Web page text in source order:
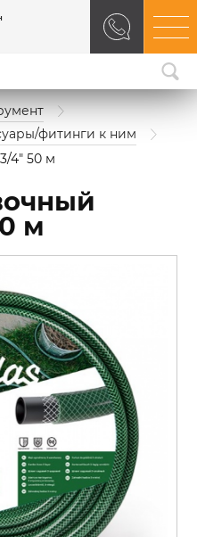
фитинги к ним
4" 50 м
м